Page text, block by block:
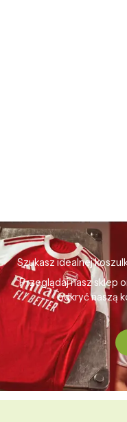
Szukasz idealnej
Przeglądaj nasz sklep
odkryć naszą